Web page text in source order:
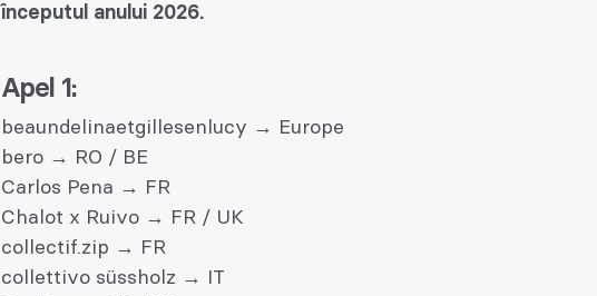
începutul anului 2026.
Apel 1:
beaundelinaetgillesenlucy → Europe
bero → RO / BE
Carlos Pena → FR
Chalot x Ruivo → FR / UK
collectif.zip → FR
collettivo süssholz → IT